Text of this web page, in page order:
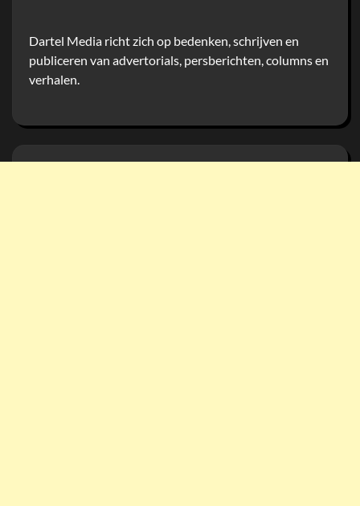
Dartel Media richt zich op bedenken, schrijven en
publiceren van advertorials, persberichten, columns en
verhalen.